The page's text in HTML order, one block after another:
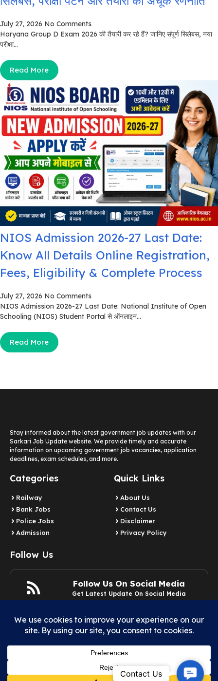
July 27, 2026 No Comments
Haryana Group D Exam 2026 की तैयारी कर रहे हैं? जानिए संपूर्ण सिलेबस, नया
परीक्षा...
Read More
NIOS Admission 2026-27 Last Date:
Know All Details Online Registration,
Fees, Eligibility & Complete Process
July 27, 2026 No Comments
NIOS Admission 2026-27 Last Date: National Institute of Open
Schooling (NIOS) Student Portal से ऑनलाइन...
Read More
Stay informed about the latest government job updates with our
Sarkari Job Update website. We provide timely and accurate
information on upcoming government job vacancies, application
deadlines, exam schedules, and more.
Categories
Railway
Bank Jobs
Police Jobs
Admission
Quick Links
About Us
Contact Us
Disclaimer
Privacy Policy
Follow Us
Follow Us On Social Media
Get Latest Update On Social Media
© 2025 Example.com | All rights reserved.
Contact
Contact Us